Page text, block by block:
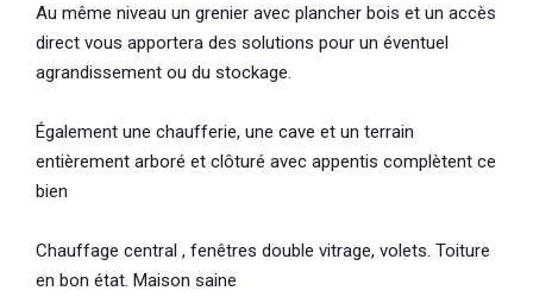
Au même niveau un grenier avec plancher bois et un accès
direct vous apportera des solutions pour un éventuel
agrandissement ou du stockage.
Également une chaufferie, une cave et un terrain
entièrement arboré et clôturé avec appentis complètent ce
bien
Chauffage central , fenêtres double vitrage, volets. Toiture
en bon état. Maison saine